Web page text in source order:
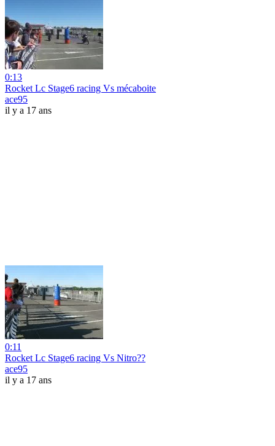
0:13
Rocket Lc Stage6 racing Vs mécaboite
ace95
il y a 17 ans
0:11
Rocket Lc Stage6 racing Vs Nitro??
ace95
il y a 17 ans